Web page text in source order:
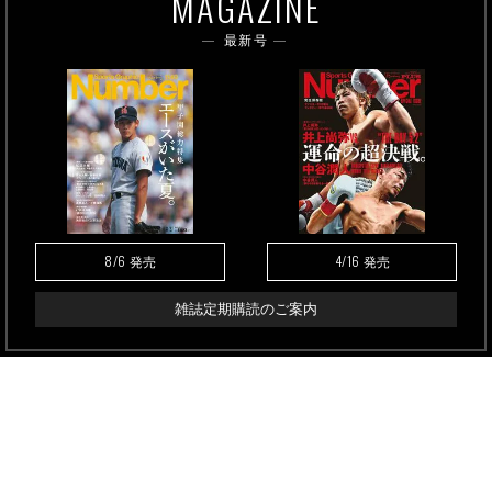
最新号
8/6 発売 4/16 発売
雑誌定期購読のご案内